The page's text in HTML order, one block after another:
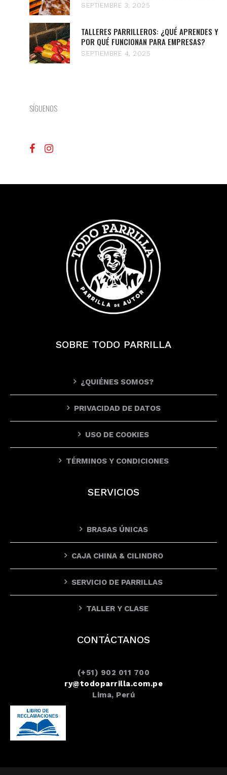
SEPTIEMBRE 3, 2025
TALLERES PARRILLEROS: ¿QUÉ APRENDES Y
POR QUÉ FUNCIONAN PARA EMPRESAS?
SEPTIEMBRE 4, 2025
SÍGUENOS
SOBRE TODO PARRILLA
¿QUIÉNES SOMOS?
PRIVACIDAD DE DATOS
USO DE COOKIES
TÉRMINOS Y CONDICIONES
SERVICIOS
BRASAS ÚNICAS
CAJA CHINA & CILINDRO
SERVICIO DE PARRILLAS
TALLER Y CLASE
CONTÁCTANOS
(+51) 902 011 700
ry@todoparrilla.com.pe
Lima, Perú